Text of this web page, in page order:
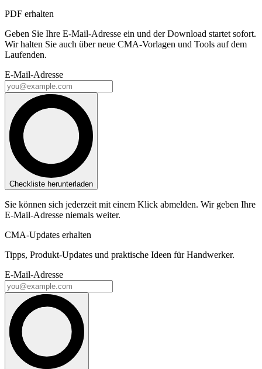
PDF erhalten
Geben Sie Ihre E-Mail-Adresse ein und der Download startet sofort.
Wir halten Sie auch über neue CMA-Vorlagen und Tools auf dem
Laufenden.
E-Mail-Adresse
Checkliste herunterladen
Sie können sich jederzeit mit einem Klick abmelden. Wir geben Ihre
E-Mail-Adresse niemals weiter.
CMA-Updates erhalten
Tipps, Produkt-Updates und praktische Ideen für Handwerker.
E-Mail-Adresse